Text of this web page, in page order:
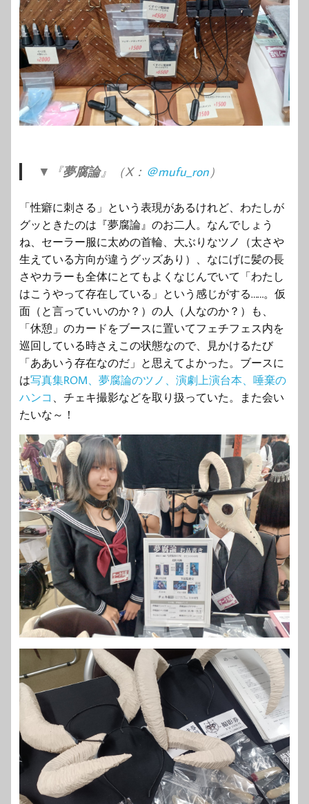
▼『夢腐論』（X： ＠mufu_ron）
「性癖に刺さる」という表現があるけれど、わたしが
グッときたのは『夢腐論』のお二人。なんでしょう
ね、セーラー服に太めの首輪、大ぶりなツノ（太さや
生えている方向が違うグッズあり）、なにげに髪の長
さやカラーも全体にとてもよくなじんでいて「わたし
はこうやって存在している」という感じがする……。仮
面（と言っていいのか？）の人（人なのか？）も、
「休憩」のカードをブースに置いてフェチフェス内を
巡回している時さえこの状態なので、見かけるたび
「ああいう存在なのだ」と思えてよかった。ブースに
は写真集ROM、夢腐論のツノ、演劇上演台本、唾棄の
ハンコ 、チェキ撮影などを取り扱っていた。また会い
たいな～！